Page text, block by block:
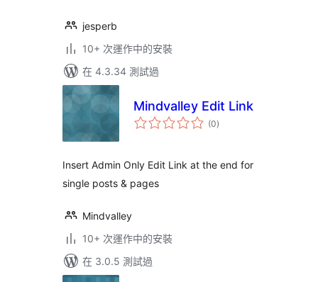
jesperb
10+ 次運作中的安裝
在 4.3.34 測試過
Mindvalley Edit Link
(0總
評)
Insert Admin Only Edit Link at the end for
single posts & pages
Mindvalley
10+ 次運作中的安裝
在 3.0.5 測試過